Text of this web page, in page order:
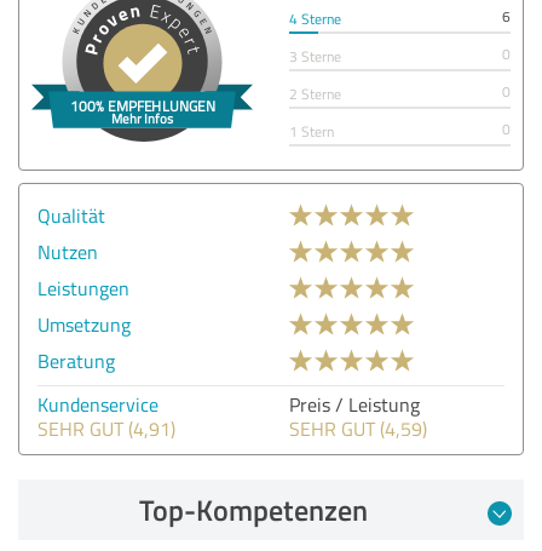
4 Sterne
6
3 Sterne
0
2 Sterne
0
1 Stern
0
Qualität
Nutzen
Leistungen
Umsetzung
Beratung
Kundenservice
SEHR GUT (4,91)
Preis / Leistung
SEHR GUT (4,59)
Top-Kompetenzen